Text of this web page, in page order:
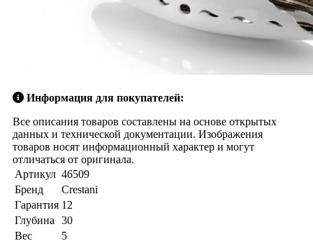
Информация для покупателей:
Все описания товаров составлены на основе открытых
данных и технической документации. Изображения
товаров носят информационный характер и могут
отличаться от оригинала.
Артикул 46509
Бренд
Crestani
Гарантия 12
Глубина
30
Вес
5